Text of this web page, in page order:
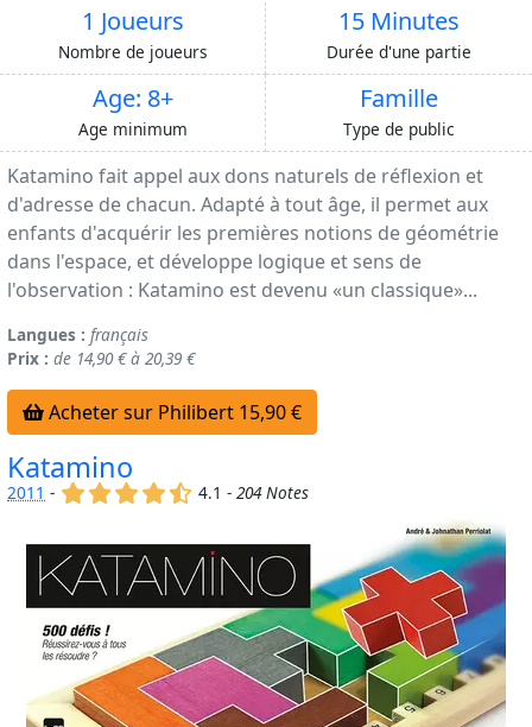
1 Joueurs
Nombre de joueurs
15 Minutes
Durée d'une partie
Age: 8+
Age minimum
Famille
Type de public
Katamino fait appel aux dons naturels de réflexion et
d'adresse de chacun. Adapté à tout âge, il permet aux
enfants d'acquérir les premières notions de géométrie
dans l'espace, et développe logique et sens de
l'observation : Katamino est devenu «un classique»...
Langues : français
Prix : de 14,90 € à 20,39 €
Acheter sur Philibert 15,90 €
Katamino
2011 - (x) (x) (x) (x) (,)
4.1 -204 Notes